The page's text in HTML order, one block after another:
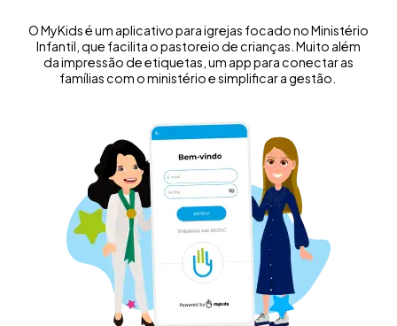
O MyKids é um aplicativo para igrejas focado no Ministério
Infantil, que facilita o pastoreio de crianças. Muito além
da impressão de etiquetas, um app para conectar as
famílias com o ministério e simplificar a gestão.